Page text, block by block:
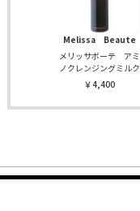
Melissa Beaute
メリッサボーテ アミ
ノクレンジングミルク
￥4,400